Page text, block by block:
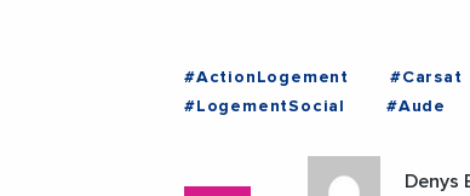
#ActionLogement #Carsat
#LogementSocial
#Aude
Denys